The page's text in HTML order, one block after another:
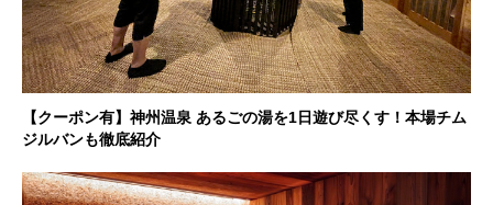
【クーポン有】神州温泉 あるごの湯を1日遊び尽くす！本場チム
ジルバンも徹底紹介